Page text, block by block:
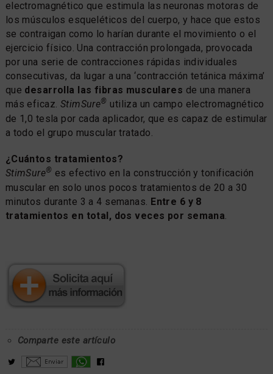
electromagnético que estimula las neuronas motoras de
los músculos esqueléticos del cuerpo, y hace que estos
se contraigan como lo harían durante el movimiento o el
ejercicio físico. Una contracción prolongada, provocada
por una serie de contracciones rápidas individuales
consecutivas, da lugar a una ‘contracción tetánica máxima’
que desarrolla las fibras musculares de una manera
más eficaz. StimSure® utiliza un campo electromagnético
de 1,0 tesla por cada aplicador, que es capaz de estimular
a todo el grupo muscular tratado.
¿Cuántos tratamientos?
StimSure® es efectivo en la construcción y tonificación
muscular en solo unos pocos tratamientos de 20 a 30
minutos durante 3 a 4 semanas. Entre 6 y 8
tratamientos en total, dos veces por semana.
Comparte este artículo